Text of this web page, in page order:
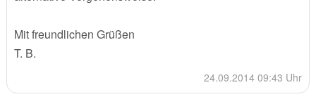
Mit freundlichen Grüßen
T. B.
24.09.2014 09:43 Uhr